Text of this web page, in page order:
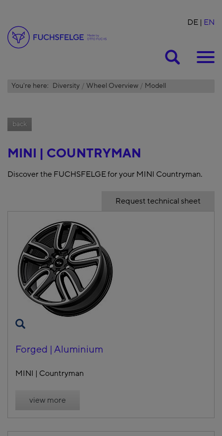
DE EN
You're here: Diversity Wheel Overview Modell
back
MINI | COUNTRYMAN
Discover the FUCHSFELGE for your MINI Countryman.
Request technical sheet
Forged | Aluminium
MINI | Countryman
view more